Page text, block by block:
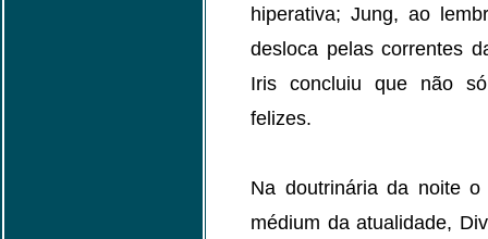
hiperativa; Jung, ao
desloca pelas correntes
Iris concluiu que não
felizes.
Na doutrinária da noite
médium da atualidade,